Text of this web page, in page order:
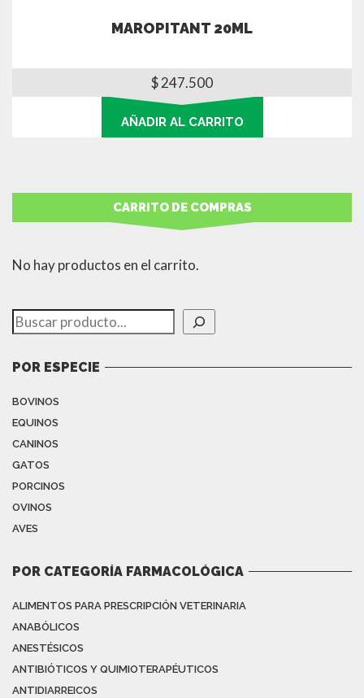
MAROPITANT 20ML
$247.500
AÑADIR AL CARRITO
CARRITO DE COMPRAS
No hay productos en el carrito.
Buscar
POR ESPECIE
BOVINOS
EQUINOS
CANINOS
GATOS
PORCINOS
OVINOS
AVES
POR CATEGORÍA FARMACOLÓGICA
ALIMENTOS PARA PRESCRIPCIÓN VETERINARIA
ANABÓLICOS
ANESTÉSICOS
ANTIBIÓTICOS Y QUIMIOTERAPÉUTICOS
ANTIDIARREICOS